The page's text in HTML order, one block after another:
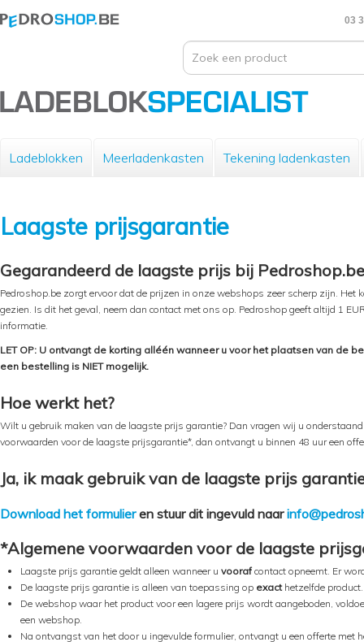
03
Ladeblokken Meerladenkasten Tekening ladenkasten
Laagste prijsgarantie
Gegarandeerd de laagste prijs bij
Pedroshop.be zorgt ervoor dat de prijzen in onze webshops zeer scherp zijn.
gezien. Is dit het geval, neem dan contact met ons op. Pedroshop geeft altijd 1
informatie.
LET OP: U ontvangt de korting alléén wanneer u voor het plaatsen van de
een bestelling is NIET mogelijk.
Hoe werkt het?
Wilt u gebruik maken van de laagste prijs garantie? Dan vragen wij u
voorwaarden voor de laagste prijsgarantie*, dan ontvangt u binnen 48 uur een
Ja, ik maak gebruik van de laagste prijs
Download het formulieren stuur dit ingevuld naar
*Algemene voorwaarden voor de laagste
Laagste prijs garantie geldt alleen wanneer u voorafcontact opneemt. Er
De laagste prijs garantie is alleen van toepassing op exacthetzelfde
De webshop waar het product voor een lagere prijs wordt aangeboden,
een webshop.
Na ontvangst van het door u ingevulde formulier, ontvangt u een offerte met